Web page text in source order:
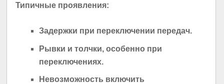
Типичные проявления:
Задержки при переключении передач.
Рывки и толчки, особенно при
переключениях.
Невозможность включить